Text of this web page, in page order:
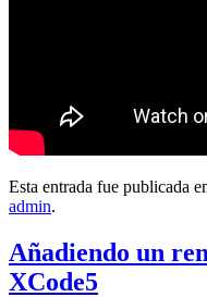
Esta entrada fue publicada
admin.
Añadiendo un
XCode5